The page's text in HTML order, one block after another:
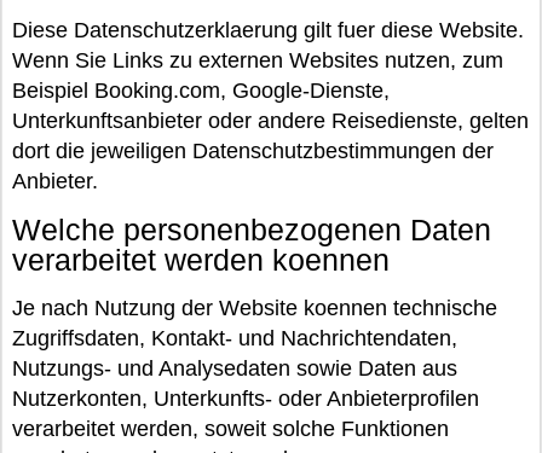
Diese Datenschutzerklaerung gilt fuer diese Website.
Wenn Sie Links zu externen Websites nutzen, zum
Beispiel Booking.com, Google-Dienste,
Unterkunftsanbieter oder andere Reisedienste, gelten
dort die jeweiligen Datenschutzbestimmungen der
Anbieter.
Welche personenbezogenen Daten
verarbeitet werden koennen
Je nach Nutzung der Website koennen technische
Zugriffsdaten, Kontakt- und Nachrichtendaten,
Nutzungs- und Analysedaten sowie Daten aus
Nutzerkonten, Unterkunfts- oder Anbieterprofilen
verarbeitet werden, soweit solche Funktionen